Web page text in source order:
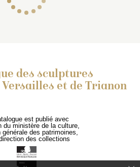
des sculptures
et de Trianon
est publié avec
du ministère de la culture,
générale des patrimoines,
des collections